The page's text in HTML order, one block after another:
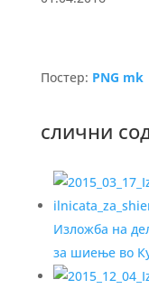
Постер: PNG mk
слични
Изложба на
за шиење во